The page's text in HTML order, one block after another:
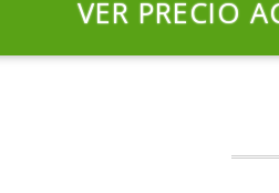
VER PRECIO